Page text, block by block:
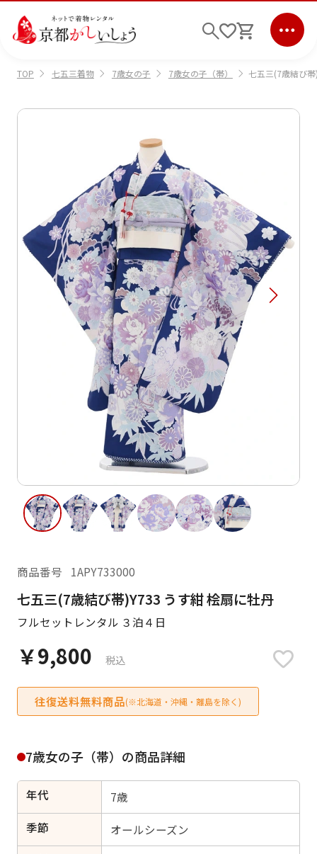
ご利用ガイド
サポート
レンタルの流れ
検索
条件検索
ご利用日 ご利用日を選択してください
2026年8月
月 火 水 木 金
3 4 5 6
9 11 12 13 14
15
16
18 19 20 21
22
6
7
現在選択しているご利用日
ご利用される方
女性 男性 女の子
TOP 七五三着物 7歳女の子 7歳女の子（帯） 七五三(7歳結び
商品番号 1APY733000
七五三(7歳結び帯)Y733 うす紺 桧扇に牡丹
フルセットレンタル ３泊４日
￥9,800 税込
往復送料無料商品(※北海道・沖縄・離島を除く)
7歳女の子（帯）の商品詳細
年代
7歳
季節
オールシーズン